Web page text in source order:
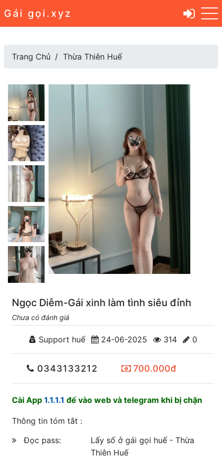
Gái gọi.xyz
Trang Chủ Thừa Thiên Huế
Ngọc Diễm-Gái xinh làm tình siêu đỉnh
Chưa có đánh giá
Support huế 24-06-2025 314 0
0343133212 700.000đ
Cài App 1.1.1.1 để vào web và telegram khi bị chặn
Thông tin tóm tắt :
Đọc pass:
Lấy số ở gái gọi huế - Thừa
Thiên Huế